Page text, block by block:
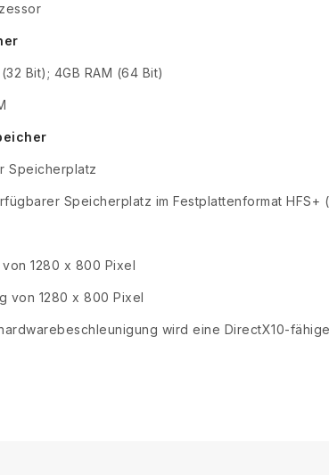
Bit); 4GB RAM (64 Bit)
Speicherplatz
Speicherplatz im Festplattenformat
1280 x 800 Pixel
von 1280 x 800 Pixel
wird eine DirectX10-